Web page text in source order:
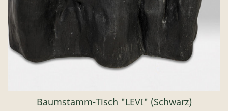
Baumstamm-Tisch "LEVI" (schwarz)